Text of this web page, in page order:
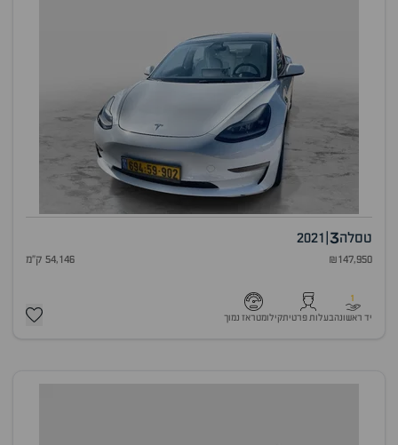
טסלה3
2021
₪147,950 54,146 ק"מ
1
יד ראשונהבעלות פרטיתקילומטראז נמוך